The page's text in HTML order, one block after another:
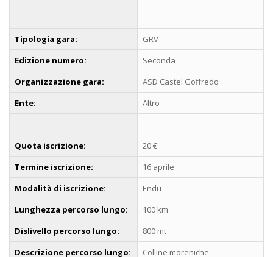
Tipologia gara:
GRV
Edizione numero:
Seconda
Organizzazione gara:
ASD Castel Goffredo
Ente:
Altro
Quota iscrizione:
20 €
Termine iscrizione:
16 aprile
Modalità di iscrizione:
Endu
Lunghezza percorso lungo:
100 km
Dislivello percorso lungo:
800 mt
Descrizione percorso lungo:
Colline moreniche